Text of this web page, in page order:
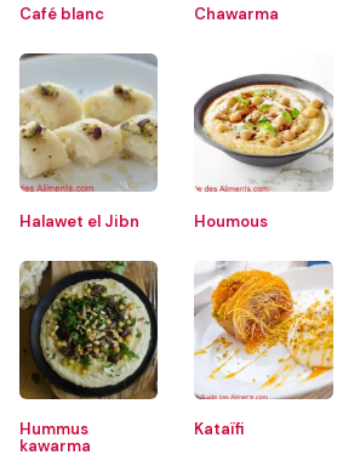
Café blanc Chawarma
Halawet el Jibn Houmous
Hummus
kawarma
Kataïfi